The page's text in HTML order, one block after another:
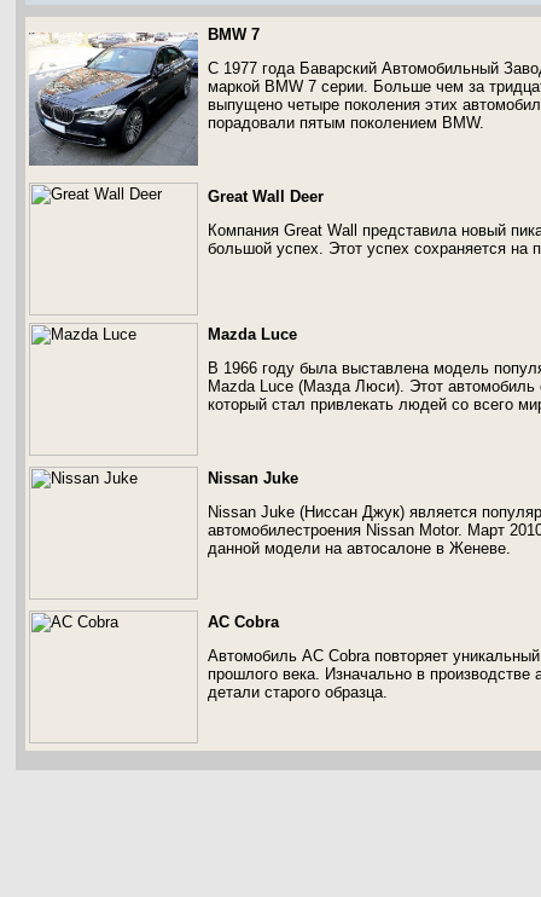
BMW 7
С 1977 года Баварский Автомобильный
маркой BMW 7 серии. Больше чем за
выпущено четыре поколения этих
порадовали пятым поколением BMW.
Great Wall Deer
Компания Great Wall представила новый
большой успех. Этот успех сохраняется на
Mazda Luce
В 1966 году была выставлена модель
Mazda Luce (Мазда Люси). Этот
который стал привлекать людей со всего
Nissan Juke
Nissan Juke (Ниссан Джук) является
автомобилестроения Nissan Motor. Март
данной модели на автосалоне в Женеве.
AC Cobra
Автомобиль AC Cobra повторяет
прошлого века. Изначально в
детали старого образца.